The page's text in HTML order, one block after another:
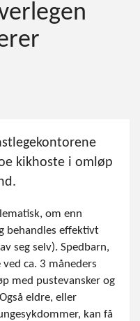
kikhoste i omløp
om enn
behandles effektivt
seg selv). Spedbarn,
ca. 3 måneders
med pustevansker og
eldre, eller
kan få